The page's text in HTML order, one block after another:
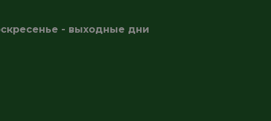
- выходные дни